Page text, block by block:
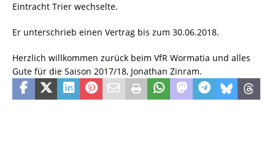
Eintracht Trier wechselte.
Er unterschrieb einen Vertrag bis zum 30.06.2018.
Herzlich willkommen zurück beim VfR Wormatia und alles
Gute für die Saison 2017/18, Jonathan Zinram.